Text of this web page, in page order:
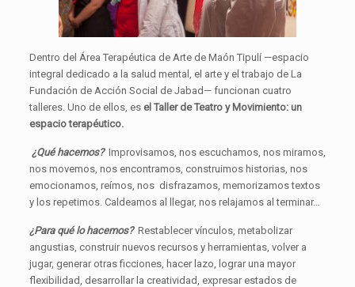
Dentro del Área Terapéutica de Arte de Maón Tipulí —espacio
integral dedicado a la salud mental, el arte y el trabajo de La
Fundación de Acción Social de Jabad— funcionan cuatro
talleres. Uno de ellos, es el Taller de Teatro y Movimiento: un
espacio terapéutico.
¿Qué hacemos?Improvisamos, nos escuchamos, nos miramos,
nos movemos, nos encontramos, construimos historias, nos
emocionamos, reímos, nos disfrazamos, memorizamos textos
y los repetimos. Caldeamos al llegar, nos relajamos al terminar…
¿Para qué lo hacemos?Restablecer vínculos, metabolizar
angustias, construir nuevos recursos y herramientas, volver a
jugar, generar otras ficciones, hacer lazo, lograr una mayor
flexibilidad, desarrollar la creatividad, expresar estados de